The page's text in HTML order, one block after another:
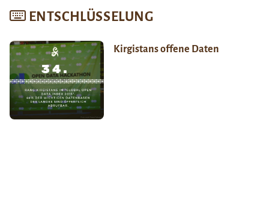
ENTSCHLÜSSELUNG
Kirgistans offene Daten